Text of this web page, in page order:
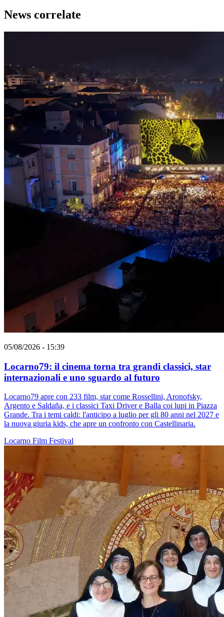
News correlate
05/08/2026 - 15:39
Locarno79: il cinema torna tra grandi classici, star
internazionali e uno sguardo al futuro
Locarno79 apre con 233 film, star come Rossellini, Aronofsky,
Argento e Saldaña, e i classici Taxi Driver e Balla coi lupi in Piazza
Grande. Tra i temi caldi: l'anticipo a luglio per gli 80 anni nel 2027 e
la nuova giuria kids, che apre un confronto con Castellinaria.
Locarno Film Festival